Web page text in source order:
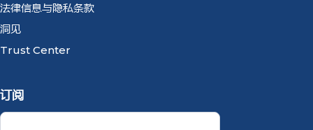
法律信息与隐私条款
洞见
Trust Center
订阅
Newsletter